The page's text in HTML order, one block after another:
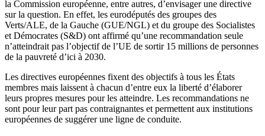
la Commission européenne, entre autres, d’envisager une directive
sur la question. En effet, les eurodéputés des groupes des
Verts/ALE, de la Gauche (GUE/NGL) et du groupe des Socialistes
et Démocrates (S&D) ont affirmé qu’une recommandation seule
n’atteindrait pas l’objectif de l’UE de sortir 15 millions de personnes
de la pauvreté d’ici à 2030.
Les directives européennes fixent des objectifs à tous les États
membres mais laissent à chacun d’entre eux la liberté d’élaborer
leurs propres mesures pour les atteindre. Les recommandations ne
sont pour leur part pas contraignantes et permettent aux institutions
européennes de suggérer une ligne de conduite.